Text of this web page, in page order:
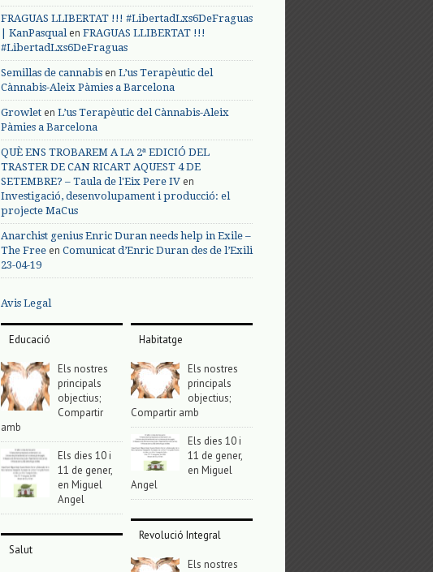
FRAGUAS LLIBERTAT !!! #LibertadLxs6DeFraguas
| KanPasqualen FRAGUAS LLIBERTAT !!!
#LibertadLxs6DeFraguas
Semillas de cannabis en L’us Terapèutic del
Cànnabis-Aleix Pàmies a Barcelona
Growlet en L’us Terapèutic del Cànnabis-Aleix
Pàmies a Barcelona
QUÈ ENS TROBAREM A LA 2ª EDICIÓ DEL
TRASTER DE CAN RICART AQUEST 4 DE
SETEMBRE? – Taula de l'Eix Pere IV en
Investigació, desenvolupament i producció: el
projecte MaCus
Anarchist genius Enric Duran needs help in Exile –
The Free en Comunicat d’Enric Duran des de l’Exili
23-04-19
Avis Legal
Educació
Els nostres
principals
objectius;
Compartir
amb
Els dies 10 i
11 de gener,
en Miguel
Angel
Salut
Habitatge
Els nostres
principals
objectius;
Compartir amb
Els dies 10 i
11 de gener,
en Miguel
Angel
Revolució Integral
Els nostres